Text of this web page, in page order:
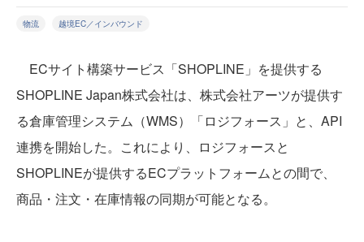
物流 越境EC／インバウンド
ECサイト構築サービス「SHOPLINE」を提供する
SHOPLINE Japan株式会社は、株式会社アーツが提供す
る倉庫管理システム（WMS）「ロジフォース」と、API
連携を開始した。これにより、ロジフォースと
SHOPLINEが提供するECプラットフォームとの間で、
商品・注文・在庫情報の同期が可能となる。